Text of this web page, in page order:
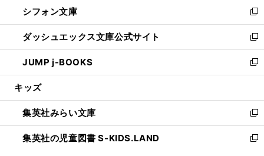
く
で
開
く
ィ
ン
ド
ウ
で
開
い
ウ
ィ
ン
ド
ウ
開
く
シフォン文庫
新
し
い
ウ
ィ
ン
ウ
で
開
く
ダッシュエックス文庫公式サイト
新
し
い
ウ
ン
ド
ウ
で
JUMP j-BOOKS
新
し
ウ
ィ
ン
ド
キッズ
集英社みらい文庫
新
し
い
集英社の児童図書 S-KIDS.LAND
新